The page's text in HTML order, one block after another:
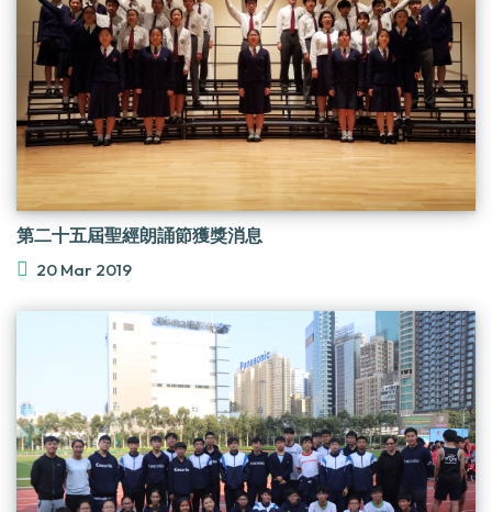
第二十五屆聖經朗誦節獲獎消息
20 Mar 2019